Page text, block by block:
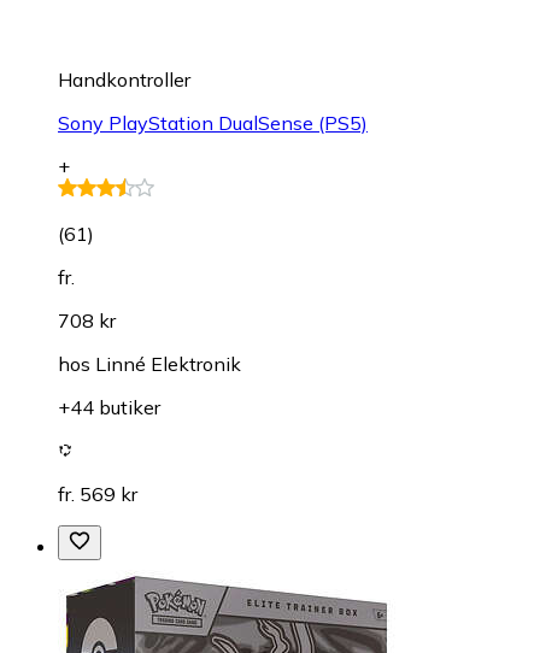
Handkontroller
Sony PlayStation DualSense (PS5)
+
(61)
fr.
708 kr
hos Linné Elektronik
+44 butiker
fr. 569 kr